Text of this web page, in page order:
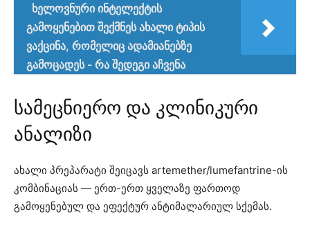
ხელოვნური ინტელექტის
გამოყენებით შექმნეს ახალი ტიპის
ვაქცინა, რომელიც ადამიანებზე
გამოცადეს - რა შედეგი აჩვენა
სამეცნიერო და კლინიკური
ანალიზი
ახალი პრეპარატი შეიცავს artemether/lumefantrine-ის
კომბინაციას — ერთ-ერთ ყველაზე ფართოდ
გამოყენებულ და ეფექტურ ანტიმალარიულ სქემას.